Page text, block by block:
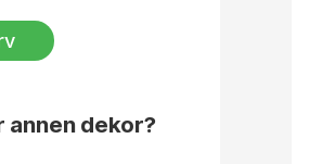
annen dekor?